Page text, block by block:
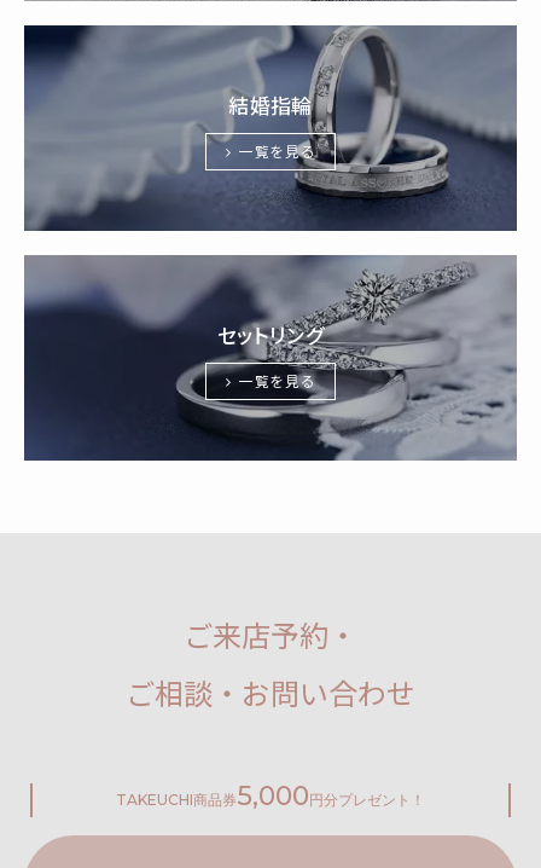
結婚指輪
一覧を見る
セットリング
一覧を見る
ご来店予約・
ご相談・お問い合わせ
TAKEUCHI商品券5,000 円分プレゼント！